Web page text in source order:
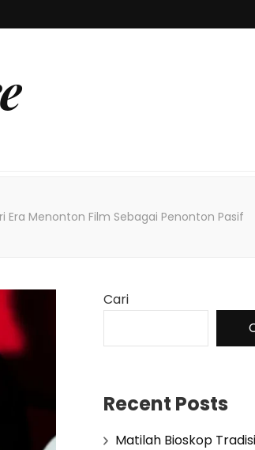
Era Menonton Film Sebagai Penonton Pasif
Cari
Recent Posts
Matilah Bioskop